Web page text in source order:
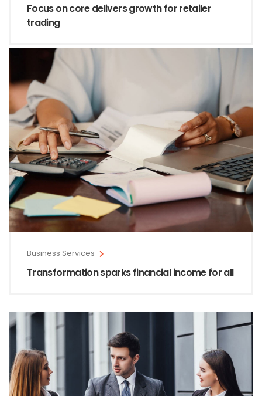
Focus on core delivers growth for retailer
trading
Business Services
Transformation sparks financial income for all